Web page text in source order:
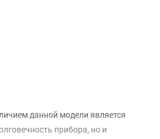
данной модели является
прибора, но и